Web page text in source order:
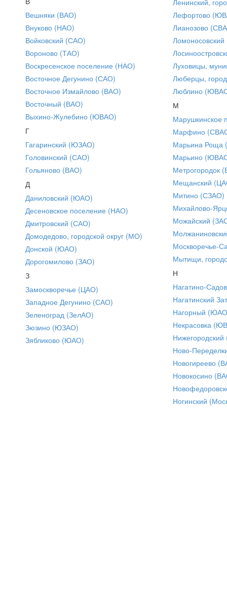
Вешняки (ВАО)
Внуково (НАО)
Войковский (САО)
Вороново (ТАО)
Воскресенское поселение (НАО)
Восточное Дегунино (САО)
Восточное Измайлово (ВАО)
Восточный (ВАО)
Выхино-Жулебино (ЮВАО)
Г
Гагаринский (ЮЗАО)
Головинский (САО)
Гольяново (ВАО)
Д
Даниловский (ЮАО)
Десеновское поселение (НАО)
Дмитровский (САО)
Домодедово, городской округ (МО)
Донской (ЮАО)
Дорогомилово (ЗАО)
З
Замоскворечье (ЦАО)
Западное Дегунино (САО)
Зеленоград (ЗелАО)
Зюзино (ЮЗАО)
Зябликово (ЮАО)
Лефортово
Лианозово
Луховицы,
Люберцы,
Люблино
М
Марушкинское
Марфино
Марьина Роща
Марьино
Метрогородок
Мещанский
Митино (СЗАО)
Михайлово-
Можайский
Москворечье-
Мытищи,
Н
Нагатино-
Нагатинский
Нагорный
Некрасовка
Ново-
Новогиреево
Новокосино
Ногинский